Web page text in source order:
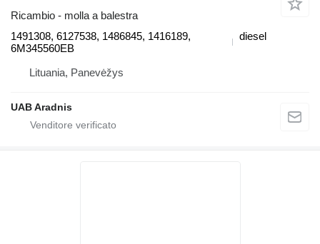
Ricambio - molla a balestra
1491308, 6127538, 1486845, 1416189,
6M345560EB
diesel
Lituania, Panevėžys
UAB Aradnis